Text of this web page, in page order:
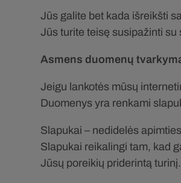
Jūs galite bet kada išreikšti
Jūs turite teisę susipažinti
Asmens duomenų
Jeigu lankotės mūsų
Duomenys yra renkami
Slapukai – nedidelės
Slapukai reikalingi tam, kad
Jūsų poreikių priderintą